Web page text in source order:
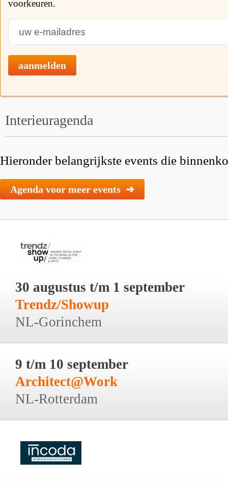
voorkeuren.
aanmelden
Interieuragenda
Hieronder belangrijkste events die
Agenda voor meer events ➔
30 augustus t/m 1 september
Trendz/Showup
NL-Gorinchem
9 t/m 10 september
Architect@Work
NL-Rotterdam